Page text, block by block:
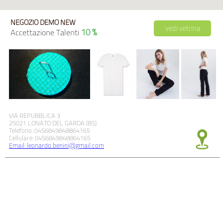
NEGOZIO DEMO NEW
Accettazione Talenti 10 % vedi vetrina
VIA REPUBBLICA 3
25021 LONATO DEL GARDA (BS)
Telefono: 0456849848864165
Cellulare: 0456849848864165
Email: leonardo.benini@gmail.com